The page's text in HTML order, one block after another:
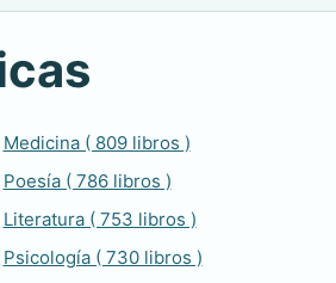
Medicina ( 809 libros )
Poesía ( 786 libros )
Literatura ( 753 libros )
Psicología ( 730 libros )